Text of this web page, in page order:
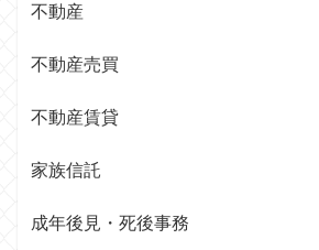
不動産
不動産売買
不動産賃貸
家族信託
成年後見・死後事務